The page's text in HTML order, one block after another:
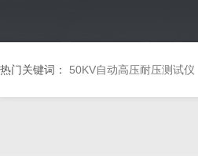
热门关键词： 50KV自动高压耐压测试仪